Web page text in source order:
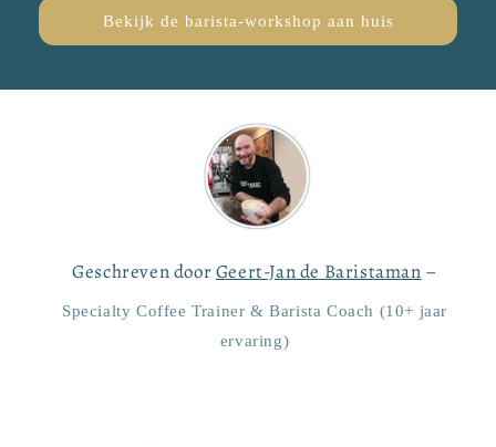
Bekijk de barista-workshop aan huis
Geschreven door Geert-Jan de Baristaman –
Specialty Coffee Trainer & Barista Coach (10+ jaar
ervaring)